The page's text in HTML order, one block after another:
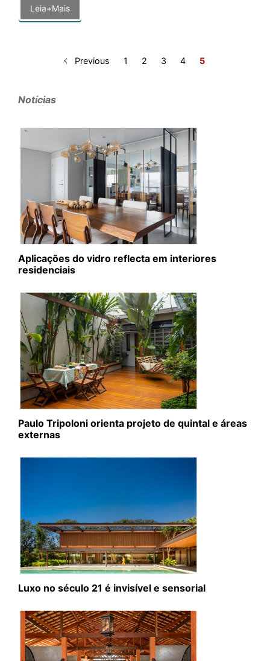
Leia+Mais
Previous 1 2 3 4 5
Notícias
Aplicações do vidro reflecta em interiores
residenciais
Paulo Tripoloni orienta projeto de quintal e áreas
externas
Luxo no século 21 é invisível e sensorial